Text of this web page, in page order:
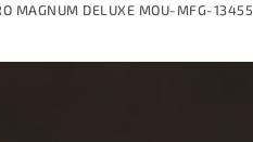
MAGNUM DELUXE MOU-MFG-13455